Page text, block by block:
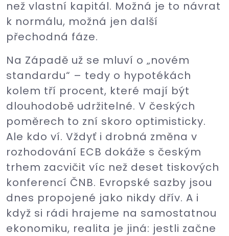
než vlastní kapitál. Možná je to návrat
k normálu, možná jen další
přechodná fáze.
Na Západě už se mluví o „novém
standardu“ – tedy o hypotékách
kolem tří procent, které mají být
dlouhodobě udržitelné. V českých
poměrech to zní skoro optimisticky.
Ale kdo ví. Vždyť i drobná změna v
rozhodování ECB dokáže s českým
trhem zacvičit víc než deset tiskových
konferencí ČNB. Evropské sazby jsou
dnes propojené jako nikdy dřív. A i
když si rádi hrajeme na samostatnou
ekonomiku, realita je jiná: jestli začne